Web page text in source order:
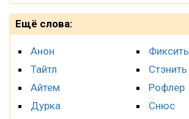
Ещё слова:
Анон
Тайтл
Айтем
Дурка
Фиксить
Стэнить
Рофлер
Снюс